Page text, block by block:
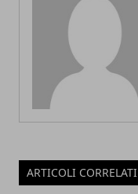
ARTICOLI CORRELATI